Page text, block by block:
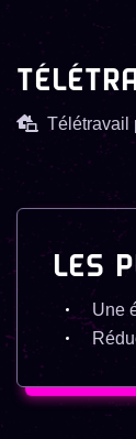
Télétravail
LES
Une